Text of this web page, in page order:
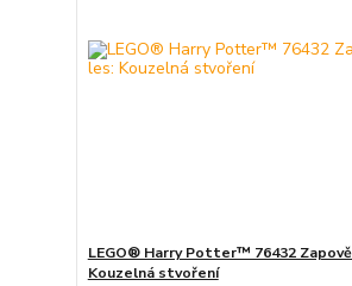
LEGO® Harry Potter™ 76432
Kouzelná stvoření